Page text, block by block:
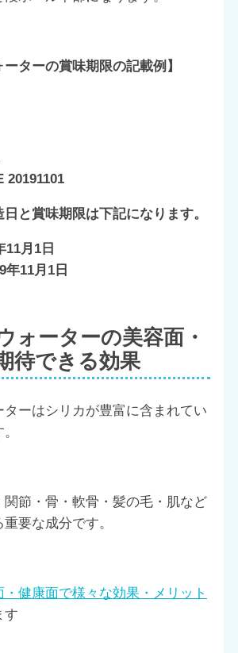
ーターの賞味期限の記載例】
20191101
と賞味期限は下記になります。
月1日
11月1日
ォーターの美容面・
待できる効果
ターはシリカが豊富に含まれてい
関節・骨・軟骨・髪の毛・肌など
要な成分です。
・健康面で様々な効果・メリット
す